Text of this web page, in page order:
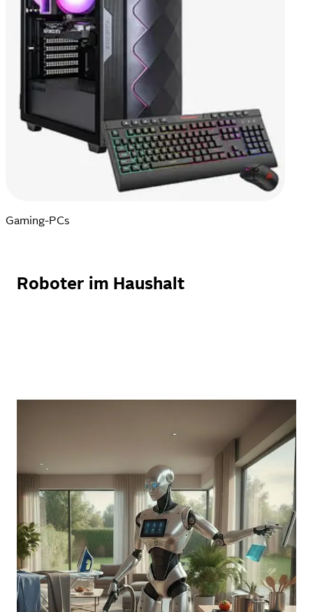
Gaming-PCs
Roboter im Haushalt